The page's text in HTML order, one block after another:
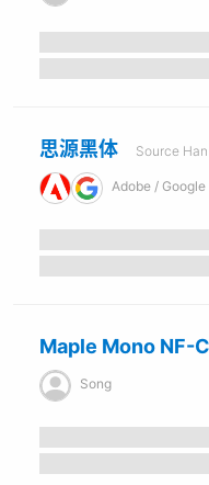
思源黑体 Source
Adobe / Google
Maple Mono NF-
Song